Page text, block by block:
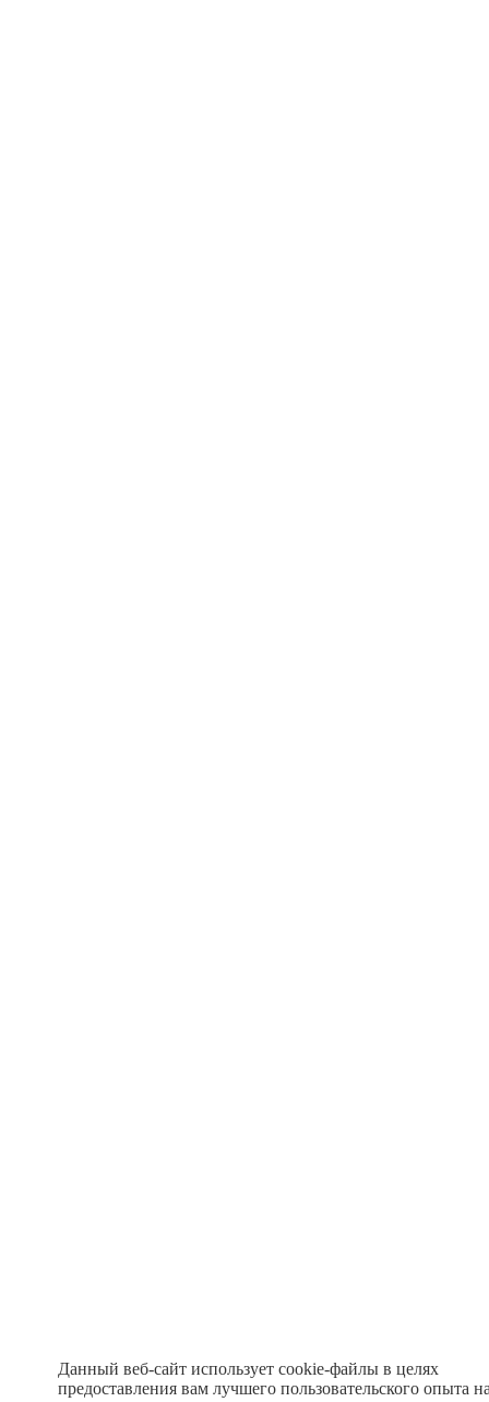
Данный веб-сайт использует cookie-файлы в целях
предоставления вам лучшего пользовательского опыта